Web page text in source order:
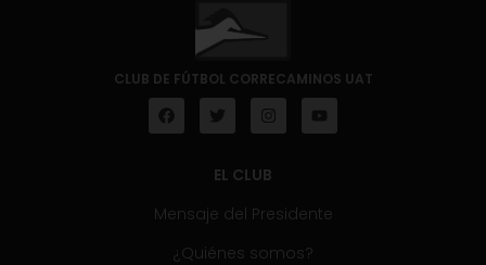
CLUB DE FÚTBOL CORRECAMINOS UAT
EL CLUB
Mensaje del Presidente
¿Quiénes somos?